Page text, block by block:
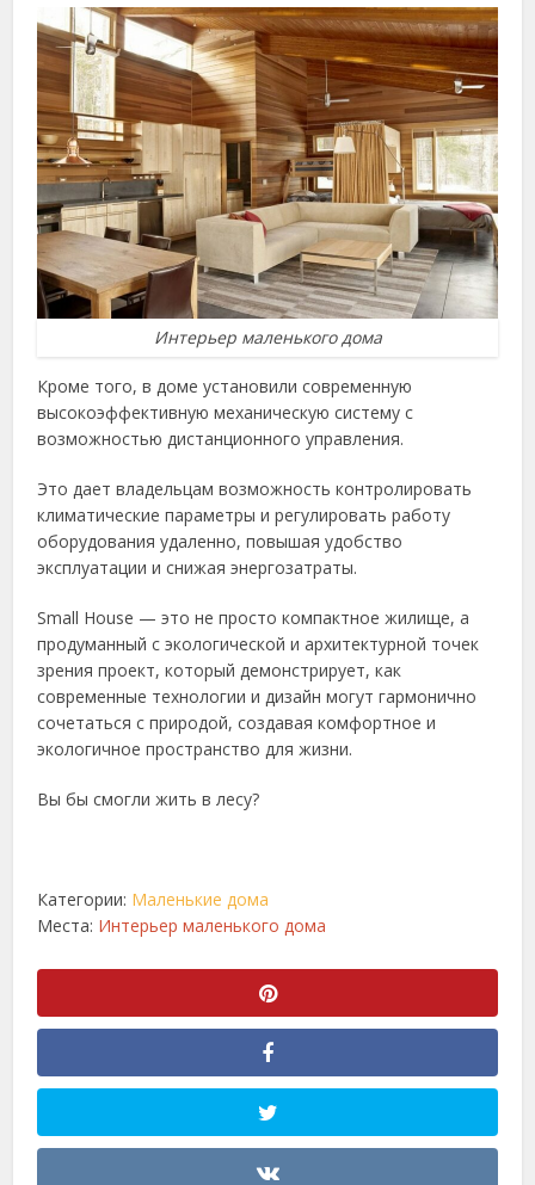
Интерьер маленького дома
Кроме того, в доме установили современную
высокоэффективную механическую систему с
возможностью дистанционного управления.
Это дает владельцам возможность контролировать
климатические параметры и регулировать работу
оборудования удаленно, повышая удобство
эксплуатации и снижая энергозатраты.
Small House — это не просто компактное жилище, а
продуманный с экологической и архитектурной точек
зрения проект, который демонстрирует, как
современные технологии и дизайн могут гармонично
сочетаться с природой, создавая комфортное и
экологичное пространство для жизни.
Вы бы смогли жить в лесу?
Категории: Маленькие дома
Места: Интерьер маленького дома